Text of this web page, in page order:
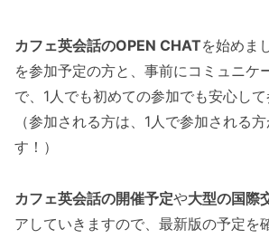
カフェ英会話のOPEN CHATを始めま
を参加予定の方と、事前にコミュニケ
で、1人でも初めての参加でも安心して
（参加される方は、1人で参加される
す！）
カフェ英会話の開催予定や大型の国際
アしていきますので、最新版の予定を